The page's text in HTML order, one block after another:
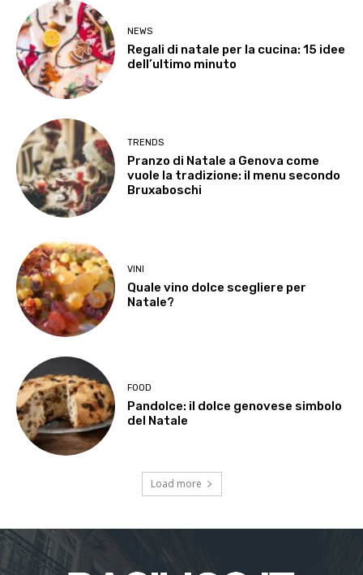
NEWS
Regali di natale per la cucina: 15 idee
dell’ultimo minuto
TRENDS
Pranzo di Natale a Genova come
vuole la tradizione: il menu secondo
Bruxaboschi
VINI
Quale vino dolce scegliere per
Natale?
FOOD
Pandolce: il dolce genovese simbolo
del Natale
Load more